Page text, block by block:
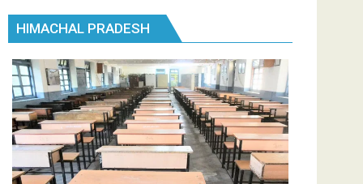
HIMACHAL PRADESH